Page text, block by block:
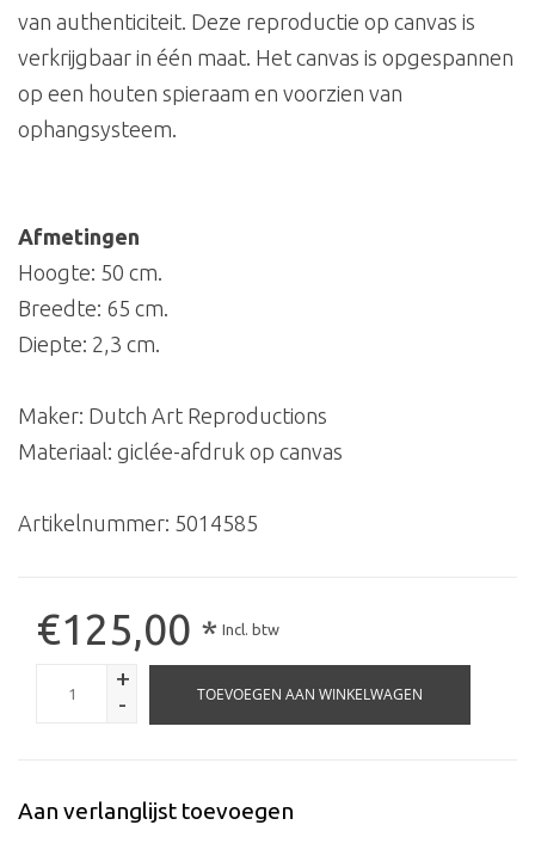
van authenticiteit. Deze reproductie op canvas is
verkrijgbaar in één maat. Het canvas is opgespannen
op een houten spieraam en voorzien van
ophangsysteem.
Afmetingen
Hoogte: 50 cm.
Breedte: 65 cm.
Diepte: 2,3 cm.
Maker: Dutch Art Reproductions
Materiaal: giclée-afdruk op canvas
Artikelnummer: 5014585
€125,00 * Incl. btw
+
-
TOEVOEGEN AAN WINKELWAGEN
Aan verlanglijst toevoegen